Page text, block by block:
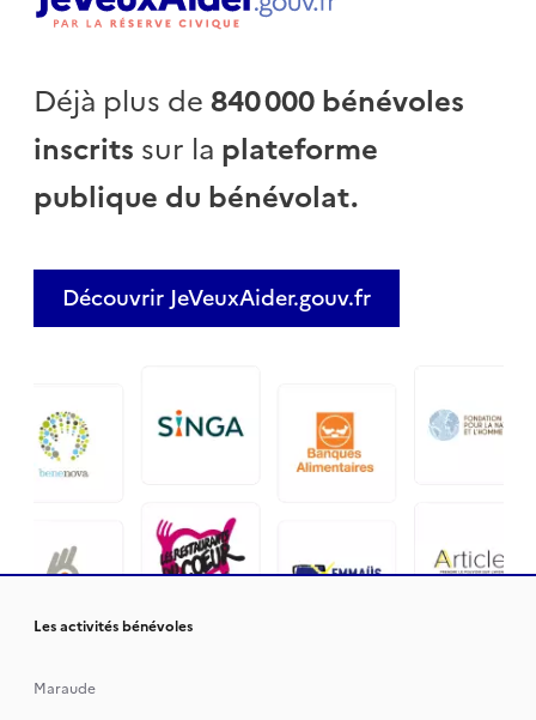
Déjà plus de840 000 bénévoles
inscrits sur la plateforme
publique du bénévolat.
Découvrir JeVeuxAider.gouv.fr
Les activités bénévoles
Maraude